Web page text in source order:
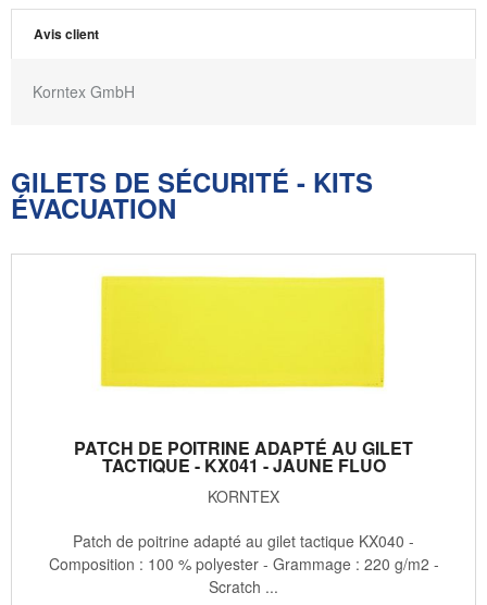
Avis client
Korntex GmbH
GILETS DE SÉCURITÉ - KITS
ÉVACUATION
PATCH DE POITRINE ADAPTÉ AU GILET
TACTIQUE - KX041 - JAUNE FLUO
KORNTEX
Patch de poitrine adapté au gilet tactique KX040 -
Composition : 100 % polyester - Grammage : 220 g/m2 -
Scratch ...